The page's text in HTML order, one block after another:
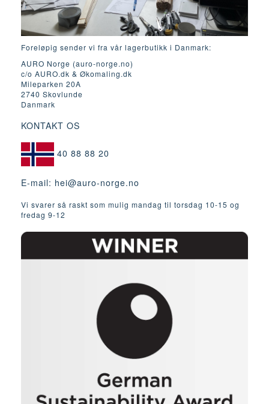
Foreløpig sender vi fra vår lagerbutikk i Danmark:
AURO Norge (auro-norge.no)
c/o AURO.dk & Økomaling.dk
Mileparken 20A
2740 Skovlunde
Danmark
KONTAKT OS
40 88 88 20
E-mail: hei@auro-norge.no
Vi svarer så raskt som mulig mandag til torsdag 10-15 og
fredag ​​9-12